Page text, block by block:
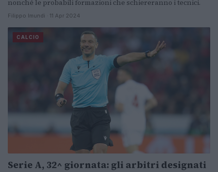
nonché le probabili formazioni che schiereranno i tecnici.
Filippo Imundi · 11 Apr 2024
CALCIO
Serie A, 32^ giornata: gli arbitri designati